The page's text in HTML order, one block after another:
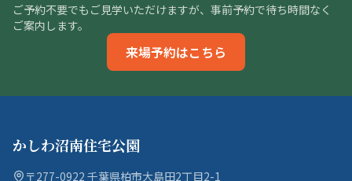
ご予約不要でもご見学いただけますが、事前予約で待ち時間なく
ご案内します。
来場予約はこちら
かしわ沼南住宅公園
〒277-0922 千葉県柏市大島田2丁目2-1